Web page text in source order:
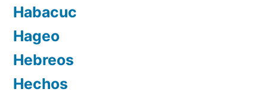
Habacuc
Hageo
Hebreos
Hechos